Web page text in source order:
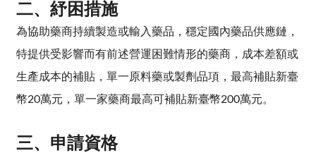
二、 紓困措施
為協助藥商持續製造或輸入藥品，穩定國內藥品供應鏈，
特提供受影響而有前述營運困難情形的藥商，成本差額或
生產成本的補貼，單一原料藥或製劑品項，最高補貼新臺
幣20萬元，單一家藥商最高可補貼新臺幣200萬元。
三、 申請資格